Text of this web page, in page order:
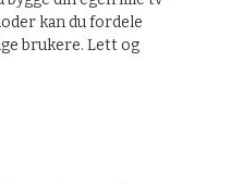
kan du fordele
brukere. Lett og